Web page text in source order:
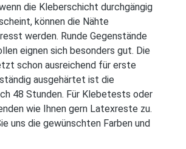
die Kleberschicht durchgängig
können die Nähte
werden. Runde Gegenstände
eignen sich besonders gut. Die
schon ausreichend für erste
ausgehärtet ist die
48 Stunden. Für Klebetests oder
wie Ihnen gern Latexreste zu.
uns die gewünschten Farben und